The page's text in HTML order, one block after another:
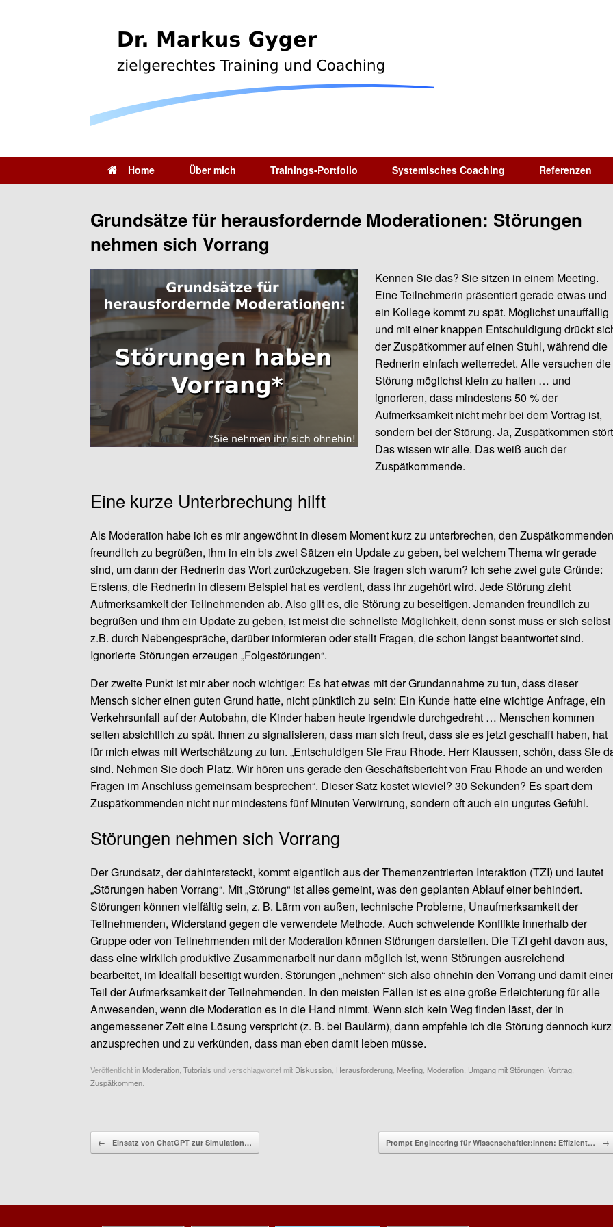
Home Über mich Trainings-Portfolio Systemisches Coaching Referenzen
Grundsätze für herausfordernde Moderationen: Störungen
nehmen sich Vorrang
Kennen Sie das? Sie sitzen in einem Meeting.
Eine Teilnehmerin präsentiert gerade etwas und
ein Kollege kommt zu spät. Möglichst unauffällig
und mit einer knappen Entschuldigung drückt
der Zuspätkommer auf einen Stuhl, während die
Rednerin einfach weiterredet. Alle versuchen die
Störung möglichst klein zu halten … und
ignorieren, dass mindestens 50 % der
Aufmerksamkeit nicht mehr bei dem Vortrag ist,
sondern bei der Störung. Ja, Zuspätkommen
Das wissen wir alle. Das weiß auch der
Zuspätkommende.
Eine kurze Unterbrechung hilft
Als Moderation habe ich es mir angewöhnt in diesem Moment kurz zu unterbrechen, den Zuspätkommenden
freundlich zu begrüßen, ihm in ein bis zwei Sätzen ein Update zu geben, bei welchem Thema wir gerade
sind, um dann der Rednerin das Wort zurückzugeben. Sie fragen sich warum? Ich sehe zwei gute Gründe:
Erstens, die Rednerin in diesem Beispiel hat es verdient, dass ihr zugehört wird. Jede Störung zieht
Aufmerksamkeit der Teilnehmenden ab. Also gilt es, die Störung zu beseitigen. Jemanden freundlich zu
begrüßen und ihm ein Update zu geben, ist meist die schnellste Möglichkeit, denn sonst muss er sich selbst
z.B. durch Nebengespräche, darüber informieren oder stellt Fragen, die schon längst beantwortet sind.
Ignorierte Störungen erzeugen „Folgestörungen“.
Der zweite Punkt ist mir aber noch wichtiger: Es hat etwas mit der Grundannahme zu tun, dass dieser
Mensch sicher einen guten Grund hatte, nicht pünktlich zu sein: Ein Kunde hatte eine wichtige Anfrage, ein
Verkehrsunfall auf der Autobahn, die Kinder haben heute irgendwie durchgedreht … Menschen kommen
selten absichtlich zu spät. Ihnen zu signalisieren, dass man sich freut, dass sie es jetzt geschafft haben, hat
für mich etwas mit Wertschätzung zu tun. „Entschuldigen Sie Frau Rhode. Herr Klaussen, schön, dass Sie
sind. Nehmen Sie doch Platz. Wir hören uns gerade den Geschäftsbericht von Frau Rhode an und werden
Fragen im Anschluss gemeinsam besprechen“. Dieser Satz kostet wieviel? 30 Sekunden? Es spart dem
Zuspätkommenden nicht nur mindestens fünf Minuten Verwirrung, sondern oft auch ein ungutes Gefühl.
Störungen nehmen sich Vorrang
Der Grundsatz, der dahintersteckt, kommt eigentlich aus der Themenzentrierten Interaktion (TZI) und lautet
„Störungen haben Vorrang“. Mit „Störung“ ist alles gemeint, was den geplanten Ablauf einer behindert.
Störungen können vielfältig sein, z. B. Lärm von außen, technische Probleme, Unaufmerksamkeit der
Teilnehmenden, Widerstand gegen die verwendete Methode. Auch schwelende Konflikte innerhalb der
Gruppe oder von Teilnehmenden mit der Moderation können Störungen darstellen. Die TZI geht davon aus,
dass eine wirklich produktive Zusammenarbeit nur dann möglich ist, wenn Störungen ausreichend
bearbeitet, im Idealfall beseitigt wurden. Störungen „nehmen“ sich also ohnehin den Vorrang und damit
Teil der Aufmerksamkeit der Teilnehmenden. In den meisten Fällen ist es eine große Erleichterung für alle
Anwesenden, wenn die Moderation es in die Hand nimmt. Wenn sich kein Weg finden lässt, der in
angemessener Zeit eine Lösung verspricht (z. B. bei Baulärm), dann empfehle ich die Störung dennoch kurz
anzusprechen und zu verkünden, dass man eben damit leben müsse.
Veröffentlicht in Moderation Tutorials und verschlagwortet mit Diskussion Herausforderung Meeting Moderation Umgang mit Störungen Vortrag
Zuspätkommen
Beitragsnavigation
← Einsatz von ChatGPT zur Simulation… Prompt Engineering für Wissenschaftler:innen: Effizient… →